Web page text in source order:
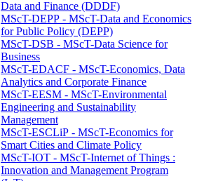
Data and Finance (DDDF)
MScT-DEPP - MScT-Data and Economics
for Public Policy (DEPP)
MScT-DSB - MScT-Data Science for
Business
MScT-EDACF - MScT-Economics, Data
Analytics and Corporate Finance
MScT-EESM - MScT-Environmental
Engineering and Sustainability
Management
MScT-ESCLiP - MScT-Economics for
Smart Cities and Climate Policy
MScT-IOT - MScT-Internet of Things :
Innovation and Management Program